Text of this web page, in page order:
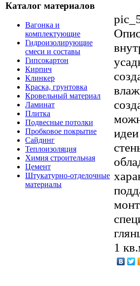
Каталог материалов
Вагонка и
комплектующие
Гидроизолирующие
смеси и составы
Гипсокартон
Кирпич
Клинкер
Краска, грунтовка
Кровельный материал
Ламинат
Плитка
Подвесные потолки
Пробковое покрытие
Сайдинг
Теплоизоляция
Химия строительная
Цемент
Штукатурно-отделочные
материалы
1